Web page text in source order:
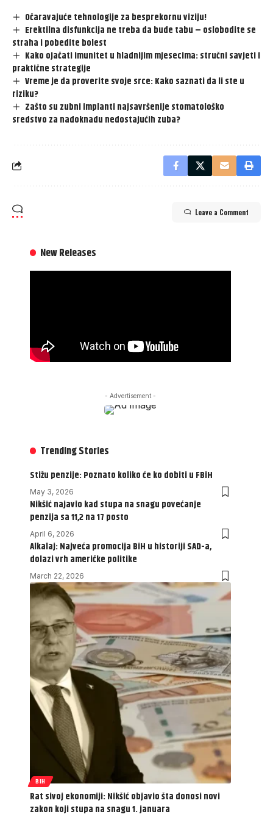
Očaravajuće tehnologije za besprekornu viziju!
Erektilna disfunkcija ne treba da bude tabu – oslobodite se
straha i pobedite bolest
Kako ojačati imunitet u hladnijim mjesecima: stručni savjeti i
praktične strategije
Vreme je da proverite svoje srce: Kako saznati da li ste u
riziku?
Zašto su zubni implanti najsavršenije stomatološko
sredstvo za nadoknadu nedostajućih zuba?
Leave a Comment
New Releases
- Advertisement -
Trending Stories
Stižu penzije: Poznato koliko će ko dobiti u FBiH
May 3, 2026
Nikšić najavio kad stupa na snagu povećanje
penzija sa 11,2 na 17 posto
April 6, 2026
Alkalaj: Najveća promocija BiH u historiji SAD-a,
dolazi vrh američke politike
March 22, 2026
BIH
Rat sivoj ekonomiji: Nikšić objavio šta donosi novi
zakon koji stupa na snagu 1. januara